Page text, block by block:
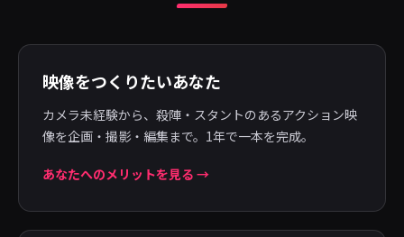
映像をつくりたいあなた
カメラ未経験から、殺陣・スタントのあるアクション映
像を企画・撮影・編集まで。1年で一本を完成。
あなたへのメリットを見る →